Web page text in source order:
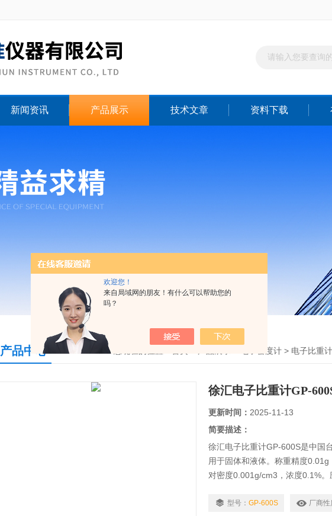
欢迎您！
来自局域网的朋友！有什么可以帮助您的
吗？
新闻资讯 产品展示 技术文章 资料下载
产品中心 电子密度计 > 电子比重计
徐汇电子比重计GP-
更新时间： 2025-11-13
简要描述：
徐汇电子比重计GP-600S是中国
用于固体和液体。称重精度
对密度0.001g/cm3，浓度0.1%
率 液体：相对密度、浓度。
型号： GP-600S 厂商性